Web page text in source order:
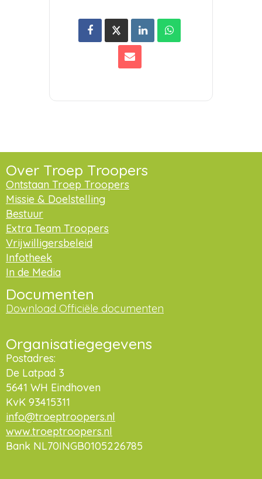
Over Troep Troopers
Ontstaan Troep Troopers
Missie & Doelstelling
Bestuur
Extra Team Troopers
Vrijwilligersbeleid
Infotheek
In de Media
Documenten
Download Officiële documenten
Organisatiegegevens
Postadres:
De Latpad 3
5641 WH Eindhoven
KvK 93415311
info@troeptroopers.nl
www.troeptroopers.nl
Bank NL70INGB0105226785